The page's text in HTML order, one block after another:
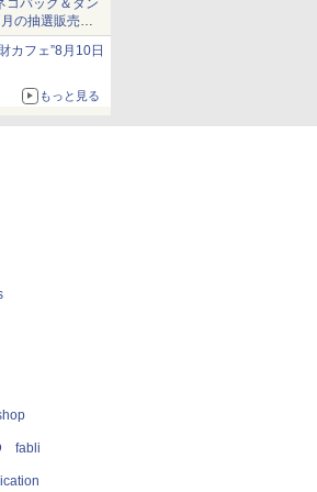
コバッグ＆タン
の抽選販売の
カフェ”8月10日
もっと見る
fabli